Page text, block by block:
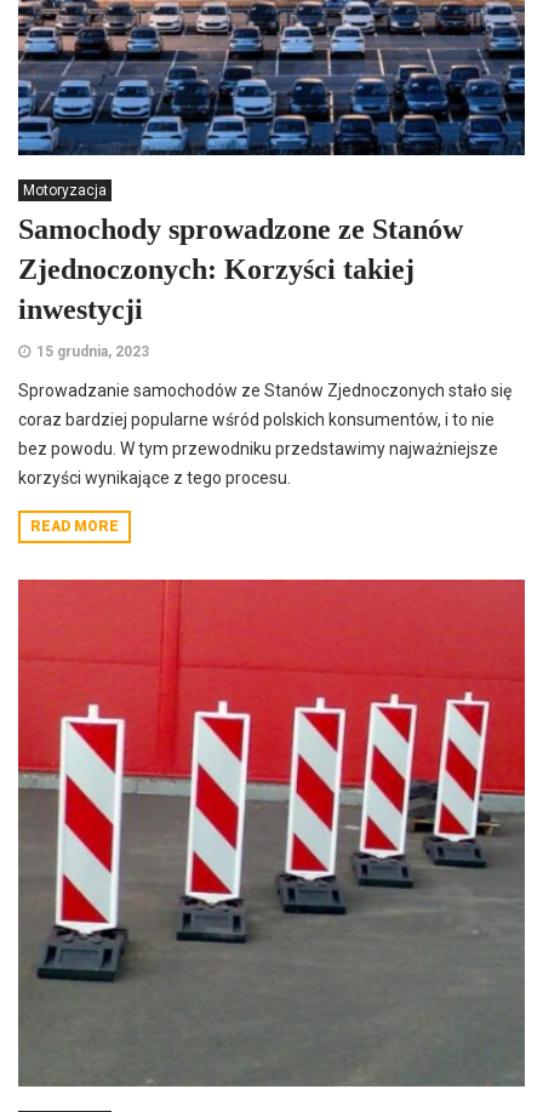
Motoryzacja
Samochody sprowadzone ze Stanów
Zjednoczonych: Korzyści takiej
inwestycji
15 grudnia, 2023
Sprowadzanie samochodów ze Stanów Zjednoczonych stało się
coraz bardziej popularne wśród polskich konsumentów, i to nie
bez powodu. W tym przewodniku przedstawimy najważniejsze
korzyści wynikające z tego procesu.
READ MORE